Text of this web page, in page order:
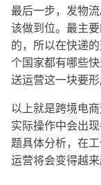
最后一步，发物
该做到位。最主
的，所以在快递
个国家都有哪些
送运营这一块要形
以上就是跨境电
实际操作中会出
题具体分析，在
运营将会变得越来